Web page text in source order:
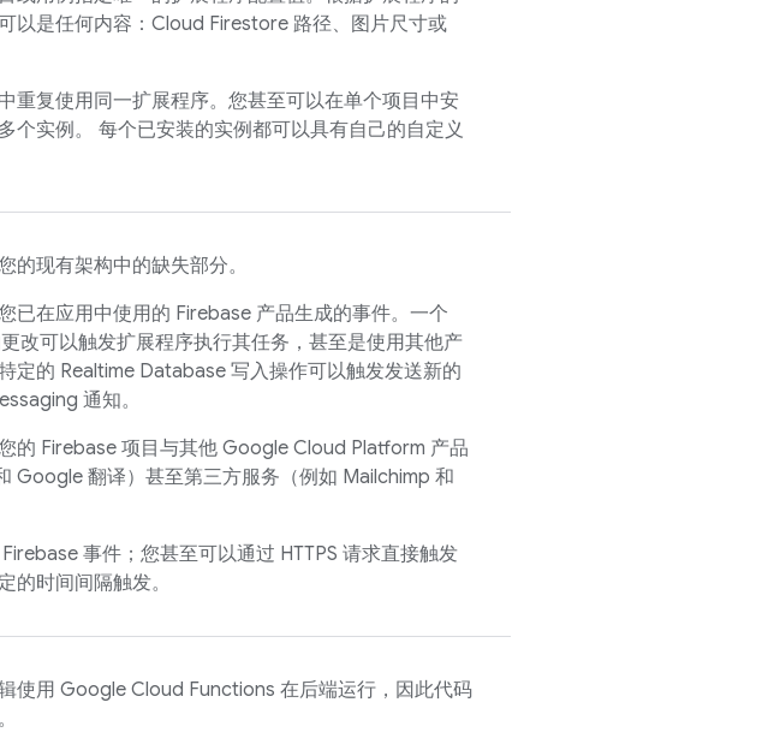
以是任何内容： Cloud Firestore 路径、图片尺寸或
重复使用同一扩展程序。您甚至可以在单个项目中安
个实例。 每个已安装的实例都可以具有自己的自定义
的现有架构中的缺失部分。
已在应用中使用的 Firebase 产品生成的事件。一个
改可以触发扩展程序执行其任务，甚至是使用其他产
定的 Realtime Database 写入操作可以触发发送新的
通知。
的 Firebase 项目与其他 Google Cloud Platform 产品
Google 翻译）甚至第三方服务（例如 Mailchimp 和
事件；您甚至可以通过 HTTPS 请求直接触发
的时间间隔触发。
使用 Google Cloud Functions 在后端运行，因此代码